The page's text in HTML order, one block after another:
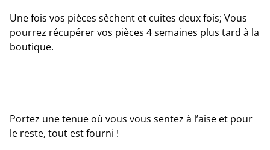
Une fois vos pièces sèchent et cuites deux fois; Vous
pourrez récupérer vos pièces 4 semaines plus tard à la
boutique.
Portez une tenue où vous vous sentez à l’aise et pour
le reste, tout est fourni !